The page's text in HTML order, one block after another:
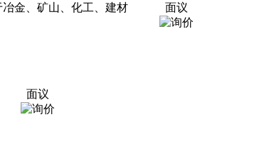
金、矿山、化工、建材
面议
面议